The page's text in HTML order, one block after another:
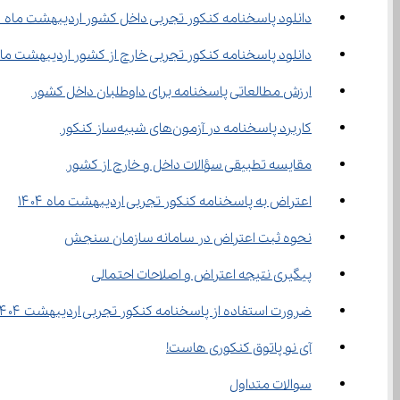
دانلود پاسخنامه کنکور تجربی داخل کشور اردیبهشت ماه ۱۴۰۴
دانلود پاسخنامه کنکور تجربی خارج از کشور اردیبهشت ماه
ارزش مطالعاتی پاسخنامه برای داوطلبان داخل کشور
کاربرد پاسخنامه در آزمون‌های شبیه‌ساز کنکور
مقایسه تطبیقی سؤالات داخل و خارج از کشور
اعتراض به پاسخنامه کنکور تجربی اردیبهشت ماه ۱۴۰۴
نحوه ثبت اعتراض در سامانه سازمان سنجش
پیگیری نتیجه اعتراض و اصلاحات احتمالی
ضرورت استفاده از پاسخنامه کنکور تجربی اردیبهشت ۱۴۰۴
آی نو پاتوق کنکوری هاست!
سوالات متداول